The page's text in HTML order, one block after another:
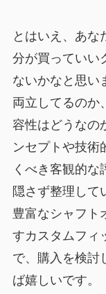
とはいえ、あな
分が買っていい
ないかなと思い
両立してるのか
容性はどうなの
ンセプトや技術
くべき客観的な
隠さず整理して
豊富なシャフト
すカスタムフィ
で、購入を検討
ば嬉しいです。